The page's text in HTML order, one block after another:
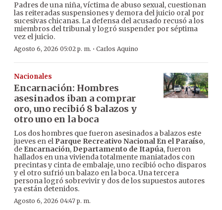
Padres de una niña, víctima de abuso sexual, cuestionan
las reiteradas suspensiones y demora del juicio oral por
sucesivas chicanas. La defensa del acusado recusó a los
miembros del tribunal y logró suspender por séptima
vez el juicio.
Agosto 6, 2026 05:02 p. m. · Carlos Aquino
Nacionales
Encarnación: Hombres
asesinados iban a comprar
oro, uno recibió 8 balazos y
otro uno en la boca
Los dos hombres que fueron asesinados a balazos este
jueves en el Parque Recreativo Nacional En el Paraíso,
de Encarnación, Departamento de Itapúa, fueron
hallados en una vivienda totalmente maniatados con
precintas y cinta de embalaje, uno recibió ocho disparos
y el otro sufrió un balazo en la boca. Una tercera
persona logró sobrevivir y dos de los supuestos autores
ya están detenidos.
Agosto 6, 2026 04:47 p. m.